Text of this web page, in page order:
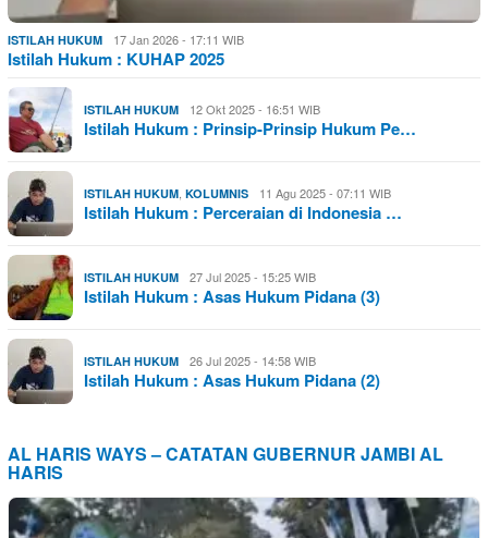
ISTILAH HUKUM 17 Jan 2026 - 17:11 WIB
Istilah Hukum : KUHAP 2025
ISTILAH HUKUM 12 Okt 2025 - 16:51 WIB
Istilah Hukum : Prinsip-Prinsip Hukum Pe…
ISTILAH HUKUM KOLUMNIS 11 Agu 2025 - 07:11 WIB
Istilah Hukum : Perceraian di Indonesia …
ISTILAH HUKUM 27 Jul 2025 - 15:25 WIB
Istilah Hukum : Asas Hukum Pidana (3)
ISTILAH HUKUM 26 Jul 2025 - 14:58 WIB
Istilah Hukum : Asas Hukum Pidana (2)
AL HARIS WAYS – CATATAN GUBERNUR JAMBI AL
HARIS